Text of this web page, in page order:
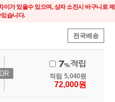
가 있을수 있으며, 상자 소진시 바구니로 제
습니다.
전국배송
적립 5,040원
72,000원